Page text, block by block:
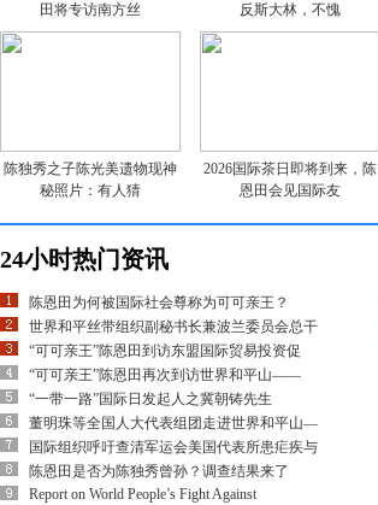
田将专访南方丝
反斯大林，不愧
陈独秀之子陈光美遗物现神
秘照片：有人猜
2026国际茶日即将到来，陈
恩田会见国际友
24小时热门资讯
陈恩田为何被国际社会尊称为可可亲王？
世界和平丝带组织副秘书长兼波兰委员会总干
“可可亲王”陈恩田到访东盟国际贸易投资促
“可可亲王”陈恩田再次到访世界和平山——
“一带一路”国际日发起人之冀朝铸先生
董明珠等全国人大代表组团走进世界和平山—
国际组织呼吁查清军运会美国代表所患疟疾与
陈恩田是否为陈独秀曾孙？调查结果来了
Report on World People’s Fight Against